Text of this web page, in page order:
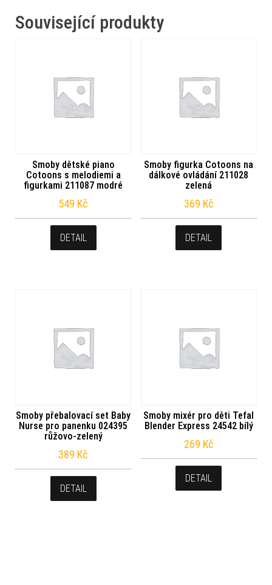
Související produkty
Smoby dětské piano
Cotoons s melodiemi a
figurkami 211087 modré
549 Kč
DETAIL
Smoby figurka Cotoons na
dálkové ovládání 211028
zelená
369 Kč
DETAIL
Smoby přebalovací set Baby
Nurse pro panenku 024395
růžovo-zelený
389 Kč
DETAIL
Smoby mixér pro děti Tefal
Blender Express 24542 bílý
269 Kč
DETAIL